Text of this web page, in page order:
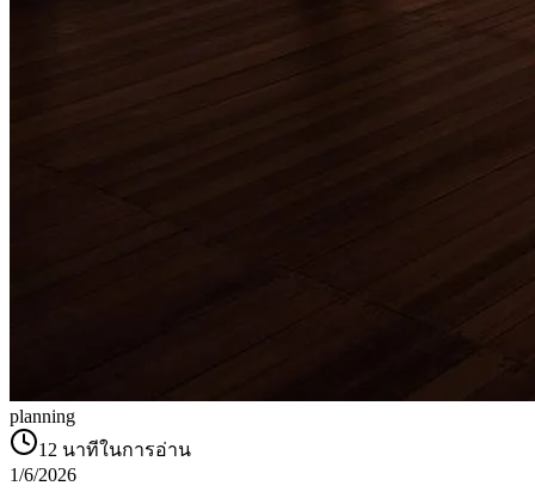
planning
12 นาทีในการอ่าน
1/6/2026